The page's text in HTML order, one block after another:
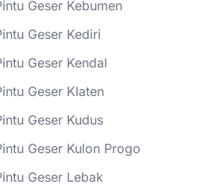
Geser Kebumen
Geser Kediri
Geser Kendal
Geser Klaten
Geser Kudus
Geser Kulon Progo
Geser Lebak